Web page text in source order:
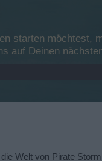
starten möchtest,
auf Deinen
Welt von Pirate